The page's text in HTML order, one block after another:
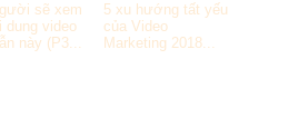
sẽ xem
dung video
này (P3...
5 xu hướng tất yếu
của Video
Marketing 2018...